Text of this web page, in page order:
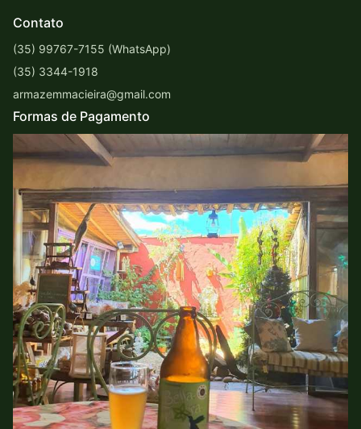
Contato
(35) 99767-7155 (WhatsApp)
(35) 3344-1918
armazemmacieira@gmail.com
Formas de Pagamento